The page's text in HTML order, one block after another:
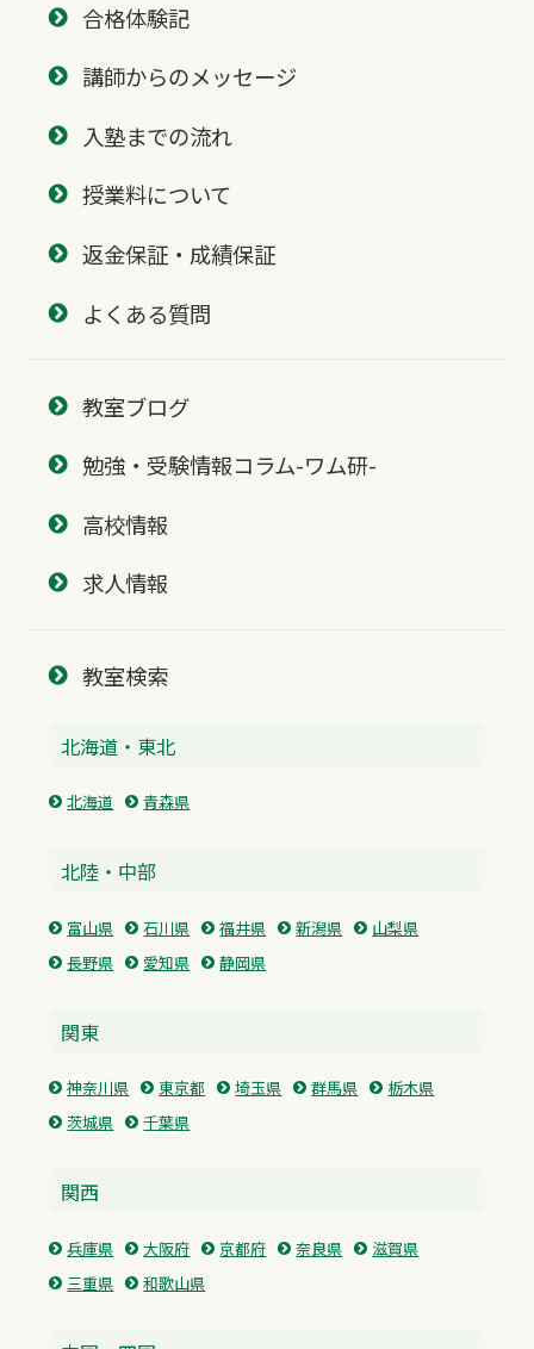
合格体験記
講師からのメッセージ
入塾までの流れ
授業料について
返金保証・成績保証
よくある質問
教室ブログ
勉強・受験情報コラム-ワム研-
高校情報
求人情報
教室検索
北海道・東北
北海道 青森県
北陸・中部
富山県 石川県 福井県 新潟県
山梨県
長野県
愛知県 静岡県
関東
神奈川県 東京都 埼玉県 群馬県
栃木県
茨城県
千葉県
関西
兵庫県 大阪府 京都府 奈良県
滋賀県
三重県
和歌山県